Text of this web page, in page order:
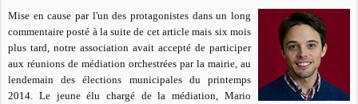
Mise en cause par l'un des protagonistes dans un long
commentaire posté à la suite de cet article mais six mois
plus tard, notre association avait accepté de participer
aux réunions de médiation orchestrées par la mairie, au
lendemain des élections municipales du printemps
2014. Le jeune élu chargé de la médiation, Mario